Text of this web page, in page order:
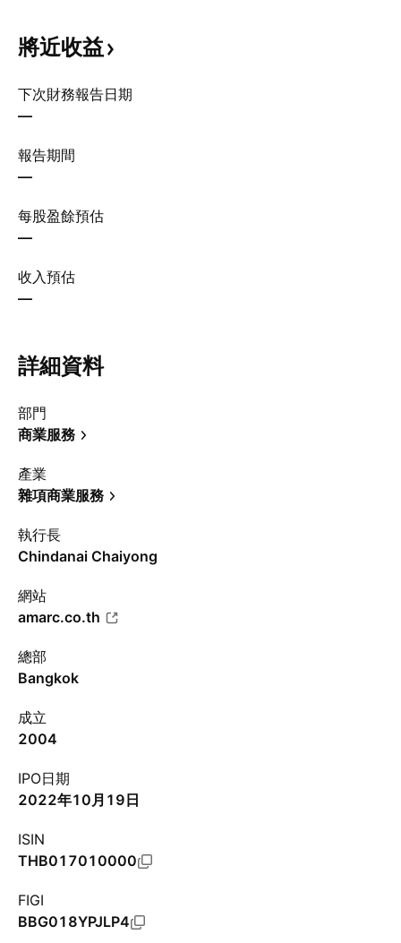
將近收益
下次財務報告日期
—
報告期間
—
每股盈餘預估
—
收入預估
—
詳細資料
部門
商業服務
產業
雜項商業服務
執行長
Chindanai Chaiyong
網站
amarc.co.th
總部
Bangkok
成立
2004
IPO日期
2022年10月19日
ISIN
THB017010000
FIGI
BBG018YPJLP4